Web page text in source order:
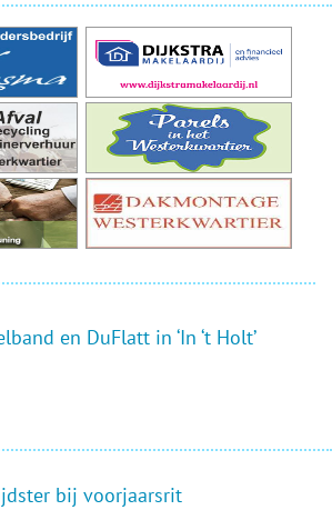
en DuFlatt in ‘In ‘t Holt’
bij voorjaarsrit